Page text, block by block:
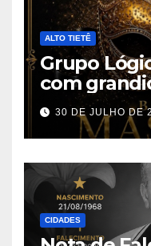
ALTO TIETÊ
Grupo
com
Máscaras
30 DE JULHO DE
CIDADES